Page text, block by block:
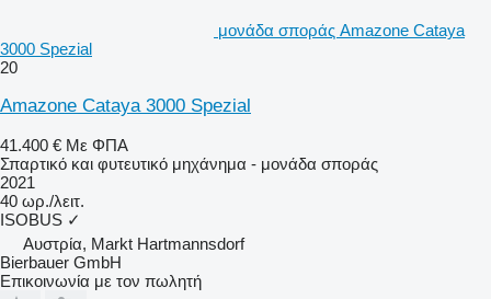
μονάδα σποράς Amazone Cataya
3000 Spezial
20
Amazone Cataya 3000 Spezial
41.400 € Με ΦΠΑ
Σπαρτικό και φυτευτικό μηχάνημα - μονάδα σποράς
2021
40 ωρ./λειτ.
ISOBUS ✓
Αυστρία, Markt Hartmannsdorf
Bierbauer GmbH
Επικοινωνία με τον πωλητή